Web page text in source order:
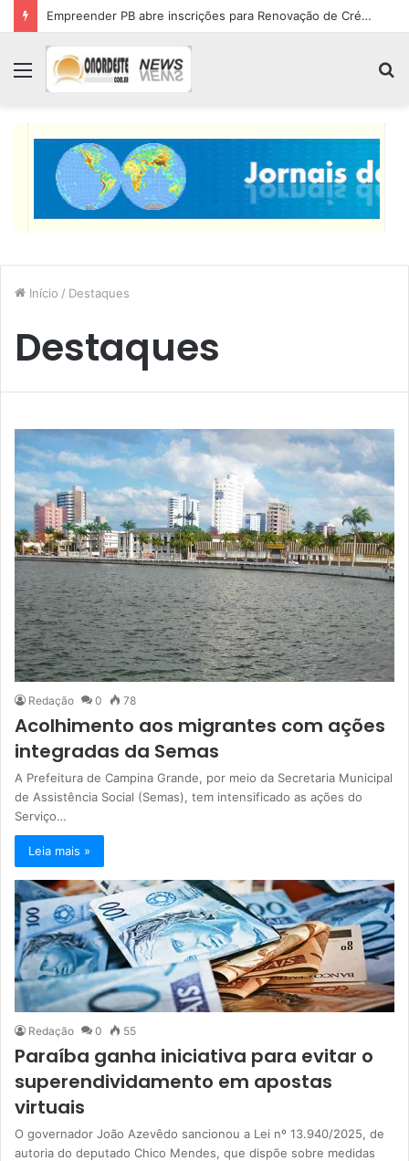
Empreender PB abre inscrições para Renovação de Crédito
Menu
Início / Destaques
Destaques
Redação 0 78
Acolhimento aos migrantes com ações
integradas da Semas
A Prefeitura de Campina Grande, por meio da Secretaria Municipal
de Assistência Social (Semas), tem intensificado as ações do
Serviço…
Leia mais »
Redação 0 55
Paraíba ganha iniciativa para evitar o
superendividamento em apostas
virtuais
O governador João Azevêdo sancionou a Lei nº 13.940/2025, de
autoria do deputado Chico Mendes, que dispõe sobre medidas